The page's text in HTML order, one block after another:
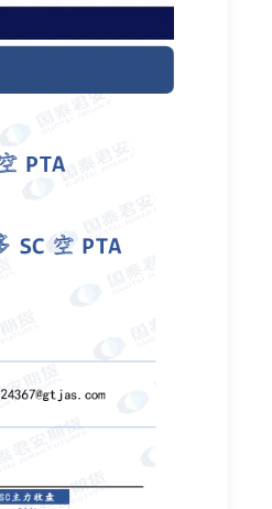
据 【市场概览】 PX：节假日影响，17
758，7月在738/755商谈，6/7换月
公司的消息人士4月17日表示，英力士
月17日表示，Ineos Aromatics位于比利
PTA：恒力石化计划4月28日开始对
修，涉及产能220万吨。 中国大陆装
负至75..4%。另根据PTA装置日产/（
万吨。 MEG：华中一套28万吨/
乙二醇总产能为1036万吨。 4月16日
酯：本周有聚酯装置开启，也有部分装
内大陆地区聚酯负荷在93.4%附近。
74%左右。（2025年1月起，涤纶工业
4成左右。江浙几家工厂产销分别在
、40%、60%、20%、30%。 17日
、50%、80%、100%、100%、
化重整检修推迟，4月份去库力度减少
低，对PX预计形成一定支撑。多PX空
位93.4%，聚酯长丝库存压力凸显，未
，单边趋势偏弱，5-9反套。4月进口增
调节进料且有长约的工厂来说，未来